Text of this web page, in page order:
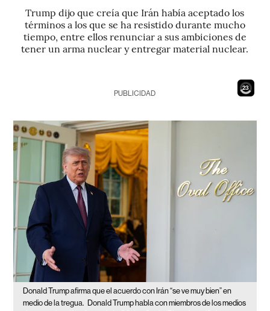
Trump dijo que creía que Irán había aceptado los
términos a los que se ha resistido durante mucho
tiempo, entre ellos renunciar a sus ambiciones de
tener un arma nuclear y entregar material nuclear.
21
PUBLICIDAD
Donald Trump afirma que el acuerdo con Irán “se ve muy bien” en
medio de la tregua. Donald Trump habla con miembros de los medios